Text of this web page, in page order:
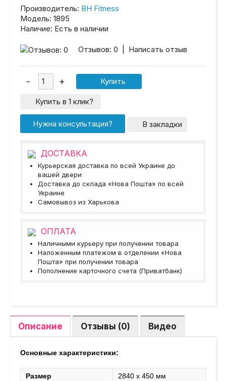
Производитель: BH Fitness
Модель: 1895
Наличие: Есть в наличии
Отзывов: 0 Написать отзыв
Купить в 1 клик?
Нужна консультация? В закладки
ДОСТАВКА
Курьерская доставка по всей Украине до
вашей двери
Доставка до склада «Нова Пошта» по всей
Украине
Самовывоз из Харькова
ОПЛАТА
Наличными курьеру при получении товара
Наложенным платежом в отделении «Нова
Пошта» при получении товара
Пополнение карточного счета (Приватбанк)
Описание Отзывы (0) Видео
Основные характеристики:
Размер
2840 х 450 мм